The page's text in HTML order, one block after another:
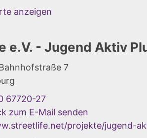
anzeigen
e.V. - Jugend Aktiv
7
67720-27
zum E-Mail senden
projekte/jugend-